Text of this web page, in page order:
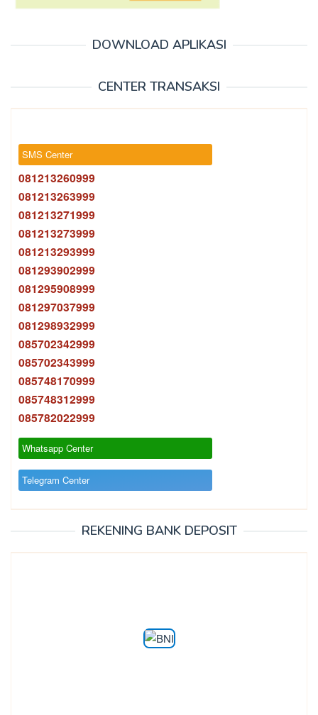
DOWNLOAD APLIKASI
CENTER TRANSAKSI
SMS Center
081213260999
081213263999
081213271999
081213273999
081213293999
081293902999
081295908999
081297037999
081298932999
085702342999
085702343999
085748170999
085748312999
085782022999
Whatsapp Center
Telegram Center
REKENING BANK DEPOSIT